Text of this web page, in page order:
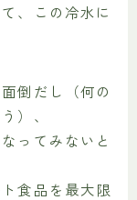
、この冷水に
倒だし（何の
）、
ってみないと
食品を最大限